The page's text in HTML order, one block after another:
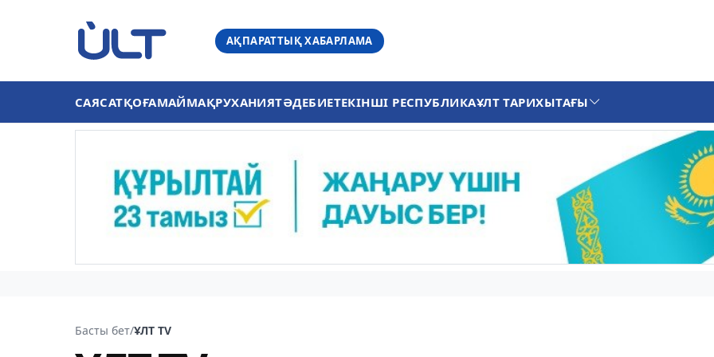
АҚПАРАТТЫҚ ХАБАРЛАМА
САЯСАТҚОҒАМАЙМАҚРУХАНИЯТӘДЕБИЕТЕКІНШІ РЕСПУБЛИКАҰЛТ ТАРИХЫТАҒЫ
Басты бет/ҰЛТ TV